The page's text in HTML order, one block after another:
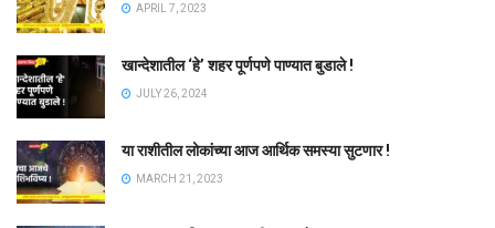
APRIL 7, 2023
खान्देशातील ‘हे’ शहर पूर्णपणे पाण्यात बुडाले !
JULY 26, 2024
या राशीतील लोकांच्या आज आर्थिक समस्या सुटणार !
MARCH 21, 2023